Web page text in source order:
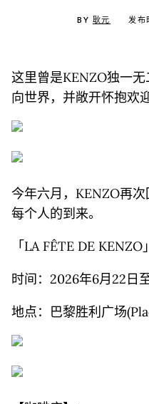
BY 耿元 发
这里曾是KENZO独一
向世界，并敞开怀抱欢
今年六月，KENZO再
每个人的到来。
「LA FÊTE DE
时间：2026年6月22日
地点：巴黎胜利广场